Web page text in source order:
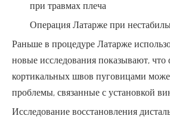
при травмах плеча
Операция Латарже при
Раньше в процедуре Латарже
новые исследования показывают, что
кортикальных швов пуговицами
проблемы, связанные с установкой
Исследование восстановления